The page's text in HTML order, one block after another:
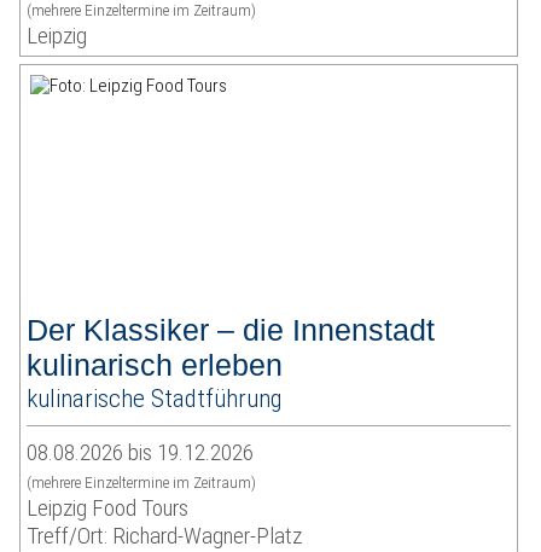
(mehrere Einzeltermine im Zeitraum)
Leipzig
Der Klassiker – die Innenstadt
kulinarisch erleben
kulinarische Stadtführung
08.08.2026 bis 19.12.2026
(mehrere Einzeltermine im Zeitraum)
Leipzig Food Tours
Treff/Ort: Richard-Wagner-Platz